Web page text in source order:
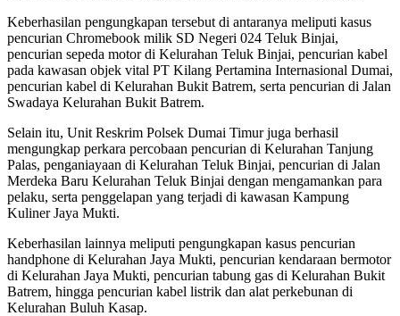
Keberhasilan pengungkapan tersebut di antaranya meliputi kasus
pencurian Chromebook milik SD Negeri 024 Teluk Binjai,
pencurian sepeda motor di Kelurahan Teluk Binjai, pencurian kabel
pada kawasan objek vital PT Kilang Pertamina Internasional Dumai,
pencurian kabel di Kelurahan Bukit Batrem, serta pencurian di Jalan
Swadaya Kelurahan Bukit Batrem.
Selain itu, Unit Reskrim Polsek Dumai Timur juga berhasil
mengungkap perkara percobaan pencurian di Kelurahan Tanjung
Palas, penganiayaan di Kelurahan Teluk Binjai, pencurian di Jalan
Merdeka Baru Kelurahan Teluk Binjai dengan mengamankan para
pelaku, serta penggelapan yang terjadi di kawasan Kampung
Kuliner Jaya Mukti.
Keberhasilan lainnya meliputi pengungkapan kasus pencurian
handphone di Kelurahan Jaya Mukti, pencurian kendaraan bermotor
di Kelurahan Jaya Mukti, pencurian tabung gas di Kelurahan Bukit
Batrem, hingga pencurian kabel listrik dan alat perkebunan di
Kelurahan Buluh Kasap.